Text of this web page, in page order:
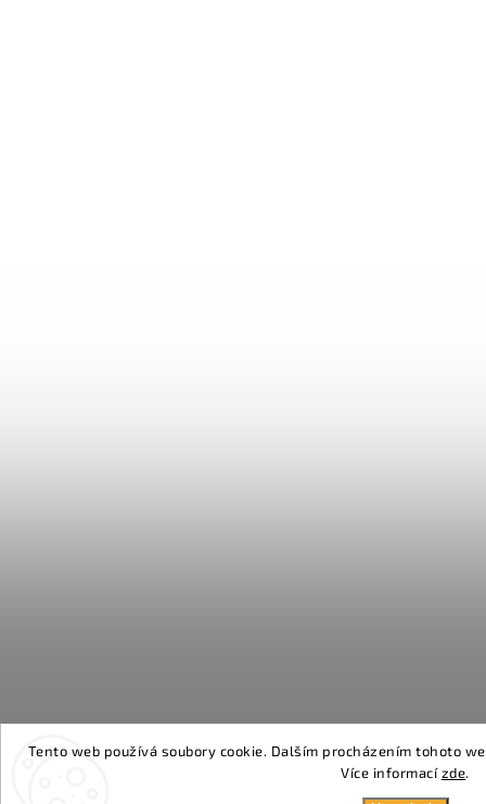
Tento web používá soubory cookie. Dalším procházením tohoto
Více informacízde.